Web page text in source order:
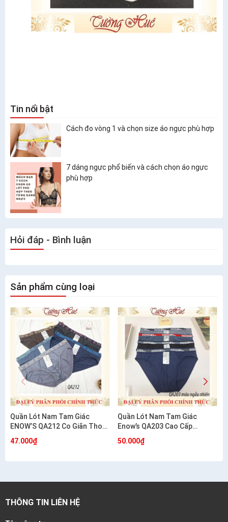
Tin nổi bật
Cách đo vòng 1 và chọn size áo ngực phù hợp
7 dáng ngực phổ biến và cách chọn áo ngực
phù hợp
Hỏi đáp - Bình luận
Sản phẩm cùng loại
Quần Lót Nam Tam Giác
ENOW’S QA212 Co Giãn Thoải
47.000₫
Quần Lót Nam Tam Giác
Enow’s QA203 Cao Cấp
50.000₫
THÔNG TIN LIÊN HỆ